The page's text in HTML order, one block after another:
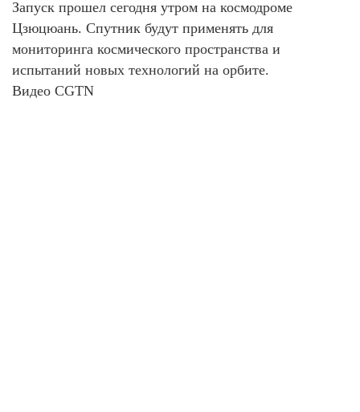
Запуск прошел сегодня утром на космодроме
Цзюцюань. Спутник будут применять для
мониторинга космического пространства и
испытаний новых технологий на орбите.
Видео CGTN